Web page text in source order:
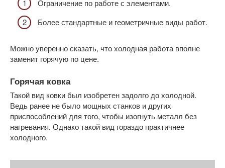
Ограничение по работе с элементами.
Более стандартные и геометричные виды работ.
Можно уверенно сказать, что холодная работа вполне
заменит горячую по цене.
Горячая ковка
Такой вид ковки был изобретен задолго до холодной.
Ведь ранее не было мощных станков и других
приспособлений для того, чтобы изогнуть металл без
нагревания. Однако такой вид гораздо практичнее
холодного.